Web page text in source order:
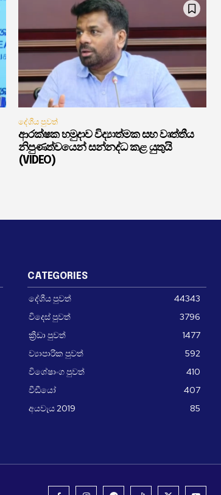
දේශීය පුවත්
ආරක්ෂක හමුදාව විද්‍යාත්මක සහ වෘත්තීය
නිපුණත්වයෙන් සන්නද්ධ කළ යුතුයි
(VIDEO)
CATEGORIES
දේශීය පුවත්
44343
විදෙස් පුවත්
3796
ක්‍රීඩා පුවත්
1477
ව්‍යාපාරික පුවත්
592
විශේෂාංග පුවත්
410
වීඩීයෝ
407
අයවැය 2019
85